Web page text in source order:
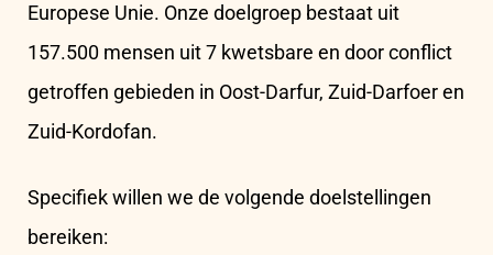
Europese Unie. Onze doelgroep bestaat uit
157.500 mensen uit 7 kwetsbare en door conflict
getroffen gebieden in Oost-Darfur, Zuid-Darfoer en
Zuid-Kordofan.
Specifiek willen we de volgende doelstellingen
bereiken: